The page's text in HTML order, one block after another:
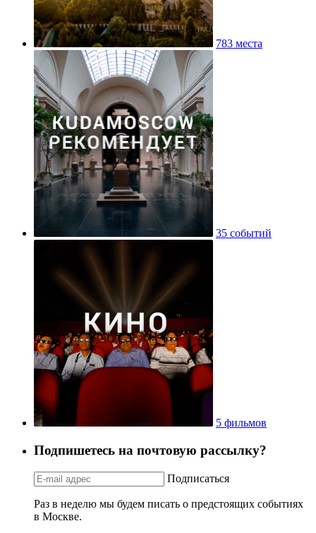
783 места
35 событий
5 фильмов
Подпишетесь на почтовую рассылку?
Подписаться
Раз в неделю мы будем писать о предстоящих событиях
в Москве.